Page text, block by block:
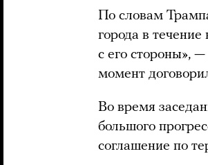
По словам
города в
с его стороны»,
момент
Во время
большого
соглашение по